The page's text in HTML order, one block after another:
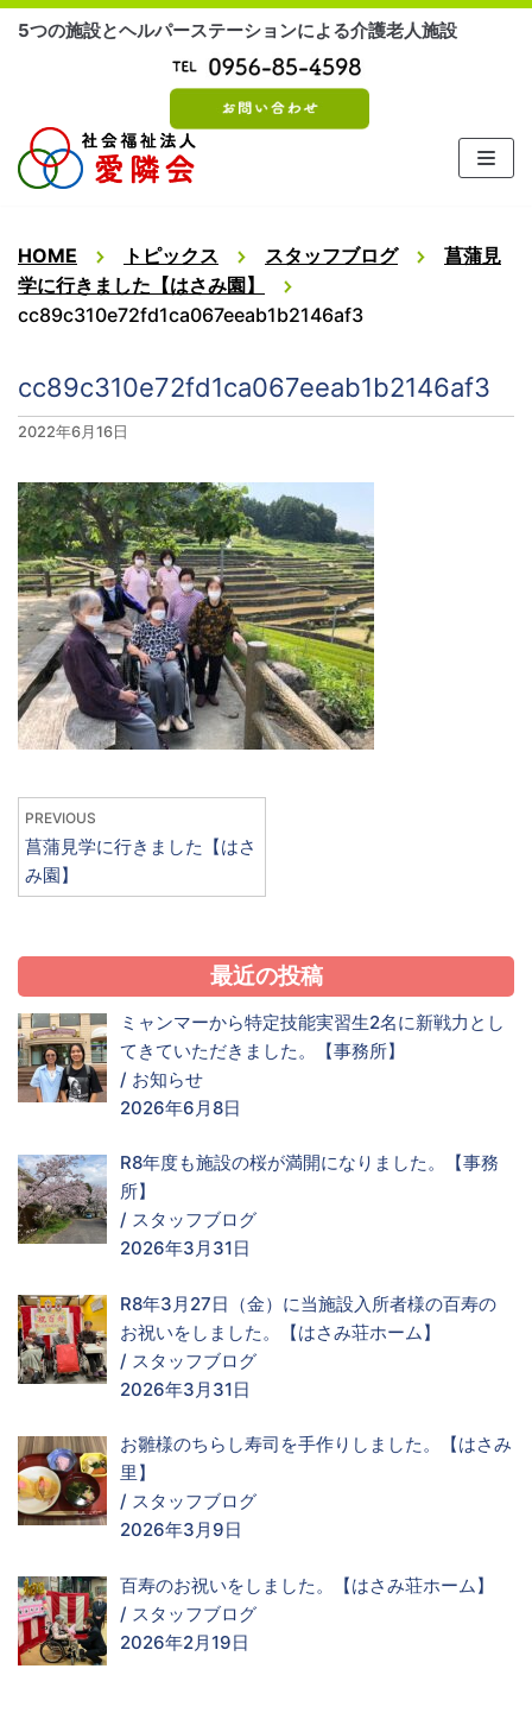
コ
ツ
に
ス
ッ
プ
5つの施設とヘルパーステーションによる介護老人施設
HOME トピックス スタッフブログ
菖蒲見
学に行きました【はさみ園】
cc89c310e72fd1ca067eeab1b2146af3
cc89c310e72fd1ca067eeab1b2146af3
2022年6月16日
PREVIOUS
菖蒲見学に行きました【はさ
み園】
最近の投稿
ミャンマーから特定技能実習生2名に新戦力とし
てきていただきました。【事務所】
/ お知らせ
2026年6月8日
R8年度も施設の桜が満開になりました。【事務
所】
/ スタッフブログ
2026年3月31日
R8年3月27日（金）に当施設入所者様の百寿の
お祝いをしました。【はさみ荘ホーム】
/ スタッフブログ
2026年3月31日
お雛様のちらし寿司を手作りしました。【はさみ
里】
/ スタッフブログ
2026年3月9日
百寿のお祝いをしました。【はさみ荘ホーム】
/ スタッフブログ
2026年2月19日